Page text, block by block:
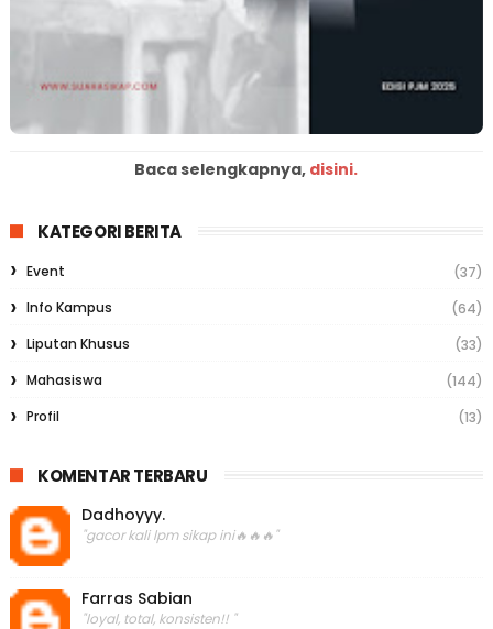
Baca selengkapnya, disini.
KATEGORI BERITA
Event
(37)
Info Kampus
(64)
Liputan Khusus
(33)
Mahasiswa
(144)
Profil
(13)
KOMENTAR TERBARU
Dadhoyyy.
"gacor kali lpm sikap ini🔥🔥🔥"
Farras Sabian
"loyal, total, konsisten!! "